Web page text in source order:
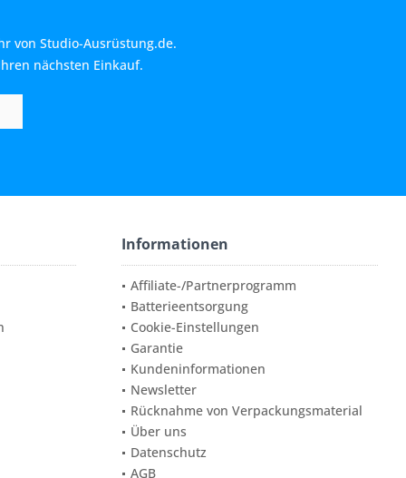
von Studio-Ausrüstung.de.
nächsten Einkauf.
Informationen
Affiliate-/Partnerprogramm
Batterieentsorgung
Cookie-Einstellungen
Garantie
Kundeninformationen
Newsletter
Rücknahme von Verpackungsmaterial
Über uns
Datenschutz
AGB